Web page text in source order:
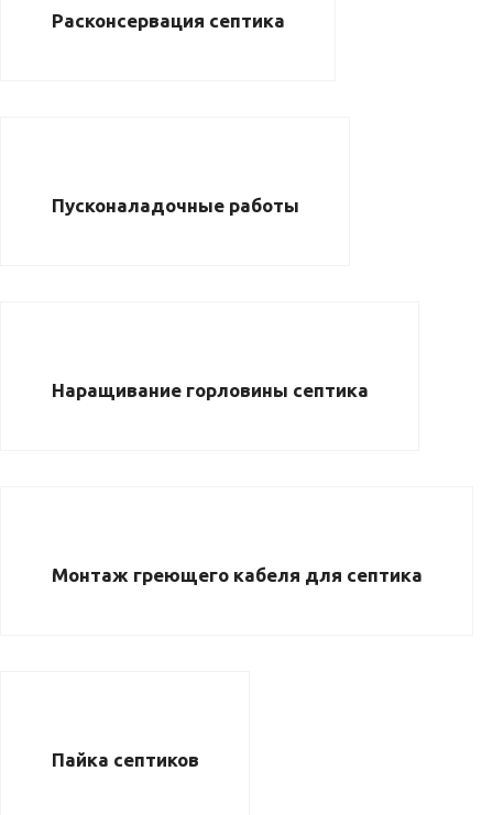
Расконсервация септика
Пусконаладочные работы
Наращивание горловины септика
Монтаж греющего кабеля для септика
Пайка септиков